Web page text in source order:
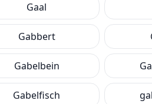
Gaal
Gabbert
Gabelbein
Gabelfisch